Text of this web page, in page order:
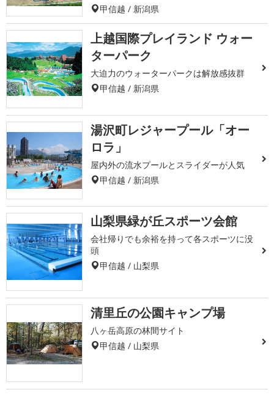
甲信越 / 新潟県
上越国際プレイランド ウォー
ターパーク
大迫力のウォーターパークは解放感抜群
甲信越 / 新潟県
湯沢町レジャープール「オー
ロラ」
屋内外の流水プールとスライダーが人気
甲信越 / 新潟県
山梨県緑が丘スポーツ会館
会社帰りでも余裕を持って各スポーツに没
頭
甲信越 / 山梨県
清里丘の公園キャンプ場
八ヶ岳高原の林間サイト
甲信越 / 山梨県